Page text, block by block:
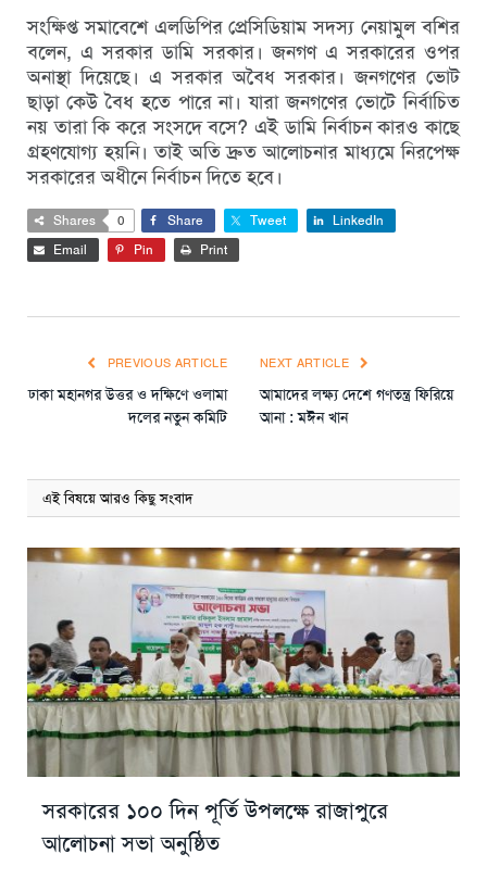
সংক্ষিপ্ত সমাবেশে এলডিপির প্রেসিডিয়াম সদস্য নেয়ামুল বশির
বলেন, এ সরকার ডামি সরকার। জনগণ এ সরকারের ওপর
অনাস্থা দিয়েছে। এ সরকার অবৈধ সরকার। জনগণের ভোট
ছাড়া কেউ বৈধ হতে পারে না। যারা জনগণের ভোটে নির্বাচিত
নয় তারা কি করে সংসদে বসে? এই ডামি নির্বাচন কারও কাছে
গ্রহণযোগ্য হয়নি। তাই অতি দ্রুত আলোচনার মাধ্যমে নিরপেক্ষ
সরকারের অধীনে নির্বাচন দিতে হবে।
Shares 0 Share Tweet
LinkedIn
Email
Pin Print
PREVIOUS ARTICLE
ঢাকা মহানগর উত্তর ও দক্ষিণে ওলামা
দলের নতুন কমিটি
NEXT ARTICLE
আমাদের লক্ষ্য দেশে গণতন্ত্র ফিরিয়ে
আনা : মঈন খান
এই বিষয়ে আরও কিছু সংবাদ
সরকারের ১০০ দিন পূর্তি উপলক্ষে রাজাপুরে
আলোচনা সভা অনুষ্ঠিত